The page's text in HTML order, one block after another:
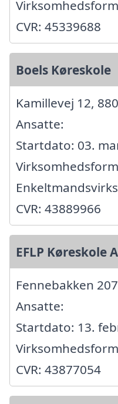
CVR: 45339688
Boels Køreskole
Kamillevej 12,
Ansatte:
Startdato: 03.
CVR: 43889966
EFLP Køreskole
Fennebakken
Ansatte:
Startdato: 13.
CVR: 43877054